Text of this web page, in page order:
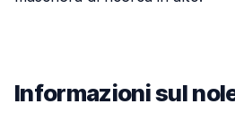
Informazioni sul